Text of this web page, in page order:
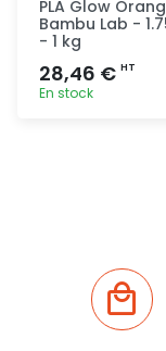
PLA Glow
Bambu Lab -
- 1 kg
28,46 € HT
En stock